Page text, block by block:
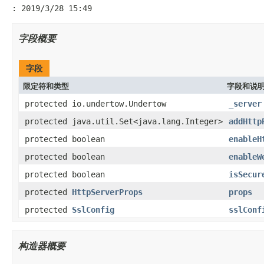
: 2019/3/28 15:49
字段概要
字段
限定符和类型 字段和说明
protected io.undertow.Undertow
_server
protected java.util.Set<java.lang.Integer>
protected boolean
protected boolean
protected boolean
protected HttpServerProps
props
protected SslConfig
构造器概要